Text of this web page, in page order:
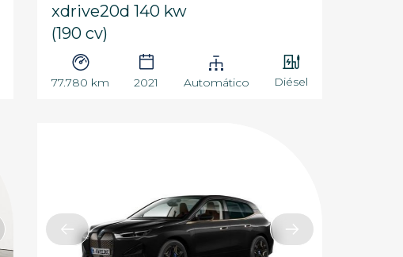
xdrive20d 140 kw
(190 cv)
77.780 km 2021 Automático Diésel